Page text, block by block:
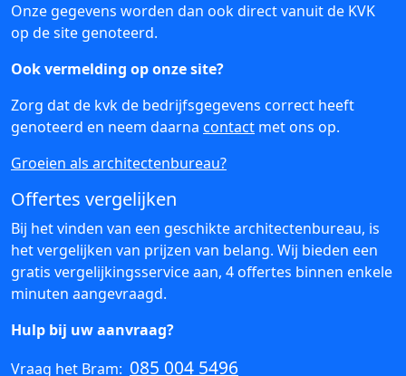
Onze gegevens worden dan ook direct vanuit de KVK
op de site genoteerd.
Ook vermelding op onze site?
Zorg dat de kvk de bedrijfsgegevens correct heeft
genoteerd en neem daarna contact met ons op.
Groeien als architectenbureau?
Offertes vergelijken
Bij het vinden van een geschikte architectenbureau, is
het vergelijken van prijzen van belang. Wij bieden een
gratis vergelijkingsservice aan, 4 offertes binnen enkele
minuten aangevraagd.
Hulp bij uw aanvraag?
Vraag het Bram: 085 004 5496